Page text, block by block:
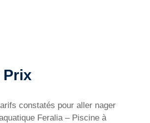
Prix
constatés pour aller nager
Feralia – Piscine à